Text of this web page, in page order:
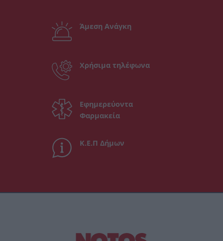
Άμεση Ανάγκη
Χρήσιμα τηλέφωνα
Εφημερεύοντα
Φαρμακεία
Κ.Ε.Π Δήμων